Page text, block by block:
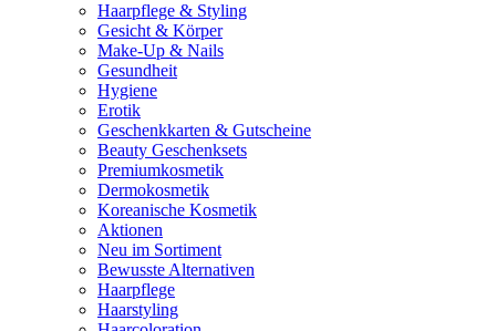
Haarpflege & Styling
Gesicht & Körper
Make-Up & Nails
Gesundheit
Hygiene
Erotik
Geschenkkarten & Gutscheine
Beauty Geschenksets
Premiumkosmetik
Dermokosmetik
Koreanische Kosmetik
Aktionen
Neu im Sortiment
Bewusste Alternativen
Haarpflege
Haarstyling